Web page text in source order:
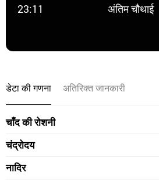
23:11 अंतिम चौथाई
डेटा की गणना अतिरिक्त जानकारी
चाँद की रोशनी
चंद्रोदय
नादिर